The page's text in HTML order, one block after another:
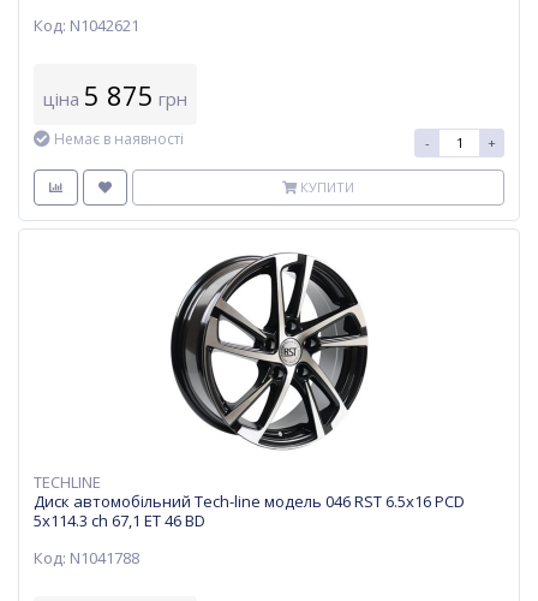
Код: N1042621
ціна 5 875 грн
Немає в наявності - +
КУПИТИ
TECHLINE
Диск автомобільний Tech-line модель 046 RST 6.5х16 PCD
5x114.3 ch 67,1 ET 46 BD
Код: N1041788